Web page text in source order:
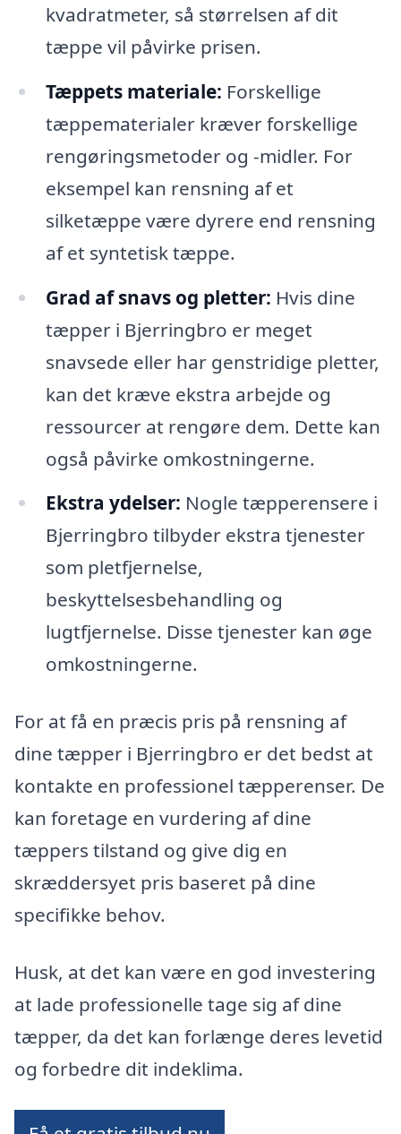
kvadratmeter, så størrelsen af dit
tæppe vil påvirke prisen.
Tæppets materiale: Forskellige
tæppematerialer kræver forskellige
rengøringsmetoder og -midler. For
eksempel kan rensning af et
silketæppe være dyrere end rensning
af et syntetisk tæppe.
Grad af snavs og pletter: Hvis dine
tæpper i Bjerringbro er meget
snavsede eller har genstridige pletter,
kan det kræve ekstra arbejde og
ressourcer at rengøre dem. Dette kan
også påvirke omkostningerne.
Ekstra ydelser: Nogle tæpperensere i
Bjerringbro tilbyder ekstra tjenester
som pletfjernelse,
beskyttelsesbehandling og
lugtfjernelse. Disse tjenester kan øge
omkostningerne.
For at få en præcis pris på rensning af
dine tæpper i Bjerringbro er det bedst at
kontakte en professionel tæpperenser. De
kan foretage en vurdering af dine
tæppers tilstand og give dig en
skræddersyet pris baseret på dine
specifikke behov.
Husk, at det kan være en god investering
at lade professionelle tage sig af dine
tæpper, da det kan forlænge deres levetid
og forbedre dit indeklima.